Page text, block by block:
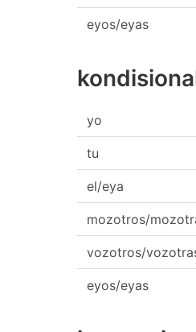
eyos/eyas
yo
tu
el/eya
mozotros/
vozotros/
eyos/eyas